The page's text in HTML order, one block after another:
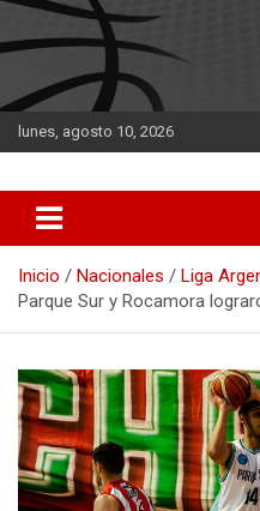
Saltar
al
contenido
lunes, agosto 10, 2026
DATA Basquet
Inicio Nacionales
Liga
Parque Sur y Rocamora